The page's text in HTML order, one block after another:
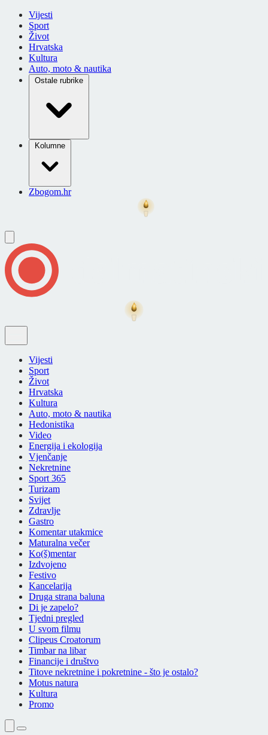
Vijesti
Sport
Život
Hrvatska
Kultura
Auto, moto & nautika
Ostale rubrike
Kolumne
Zbogom.hr
Vijesti
Sport
Život
Hrvatska
Kultura
Auto, moto & nautika
Hedonistika
Video
Energija i ekologija
Vjenčanje
Nekretnine
Sport 365
Turizam
Svijet
Zdravlje
Gastro
Komentar utakmice
Maturalna večer
Ko(š)mentar
Izdvojeno
Festivo
Kancelarija
Druga strana baluna
Di je zapelo?
Tjedni pregled
U svom filmu
Clipeus Croatorum
Timbar na libar
Financije i društvo
Titove nekretnine i pokretnine - što je ostalo?
Motus natura
Kultura
Promo